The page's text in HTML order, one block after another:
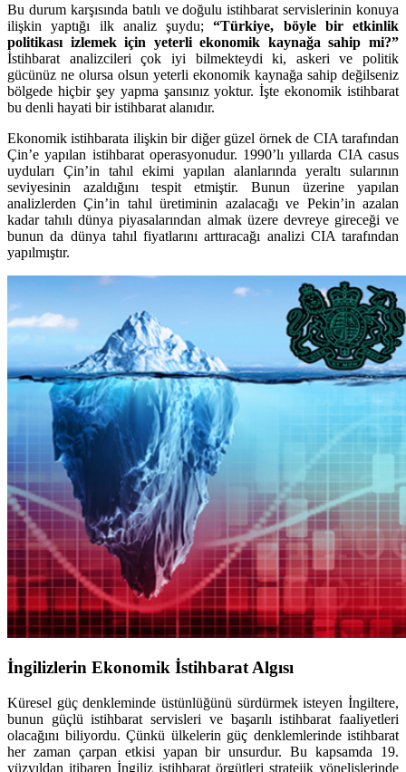
Bu durum karşısında batılı ve doğulu istihbarat servislerinin konuya
ilişkin yaptığı ilk analiz şuydu;“Türkiye, böyle bir etkinlik
politikası izlemek için yeterli ekonomik kaynağa sahip mi?”
İstihbarat analizcileri çok iyi bilmekteydi ki, askeri ve politik
gücünüz ne olursa olsun yeterli ekonomik kaynağa sahip değilseniz
bölgede hiçbir şey yapma şansınız yoktur. İşte ekonomik istihbarat
bu denli hayati bir istihbarat alanıdır.
Ekonomik istihbarata ilişkin bir diğer güzel örnek de CIA tarafından
Çin’e yapılan istihbarat operasyonudur. 1990’lı yıllarda CIA casus
uyduları Çin’in tahıl ekimi yapılan alanlarında yeraltı sularının
seviyesinin azaldığını tespit etmiştir. Bunun üzerine yapılan
analizlerden Çin’in tahıl üretiminin azalacağı ve Pekin’in azalan
kadar tahılı dünya piyasalarından almak üzere devreye gireceği ve
bunun da dünya tahıl fiyatlarını arttıracağı analizi CIA tarafından
yapılmıştır.
İngilizlerin Ekonomik İstihbarat Algısı
Küresel güç denkleminde üstünlüğünü sürdürmek isteyen İngiltere,
bunun güçlü istihbarat servisleri ve başarılı istihbarat faaliyetleri
olacağını biliyordu. Çünkü ülkelerin güç denklemlerinde istihbarat
her zaman çarpan etkisi yapan bir unsurdur. Bu kapsamda 19.
yüzyıldan itibaren İngiliz istihbarat örgütleri stratejik yönelişlerinde